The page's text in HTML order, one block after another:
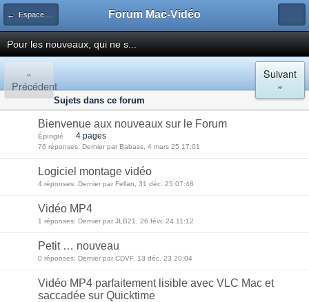
← Espace Agora Forum Mac-Vidéo
Pour les nouveaux, qui ne s...
«
Précédent
Suivant
»
Sujets dans ce forum
Bienvenue aux nouveaux sur le Forum
Épinglé 4 pages
76 réponses: Dernier par Babass, 4 mars 25 17:01
Logiciel montage vidéo
4 réponses: Dernier par Fellan, 31 déc. 25 07:48
Vidéo MP4
1 réponses: Dernier par JLB21, 26 févr. 24 11:12
Petit … nouveau
0 réponses: Dernier par CDVF, 13 déc. 23 20:04
Vidéo MP4 parfaitement lisible avec VLC Mac et
saccadée sur Quicktime